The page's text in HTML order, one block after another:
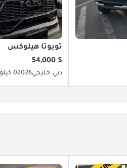
تويوتا هيلوكس
$ 54,000
دبي خليجي20260 كيلومتر